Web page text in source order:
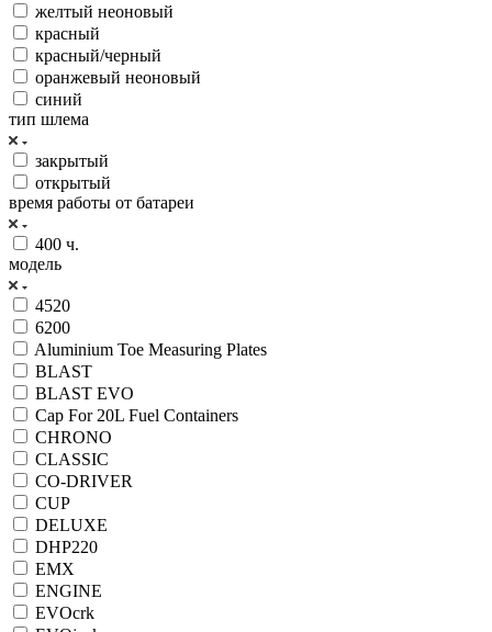
желтый неоновый
красный
красный/черный
оранжевый неоновый
синий
тип шлема
закрытый
открытый
время работы от батареи
400 ч.
модель
4520
6200
Aluminium Toe Measuring Plates
BLAST
BLAST EVO
Cap For 20L Fuel Containers
CHRONO
CLASSIC
CO-DRIVER
CUP
DELUXE
DHP220
EMX
ENGINE
EVOcrk